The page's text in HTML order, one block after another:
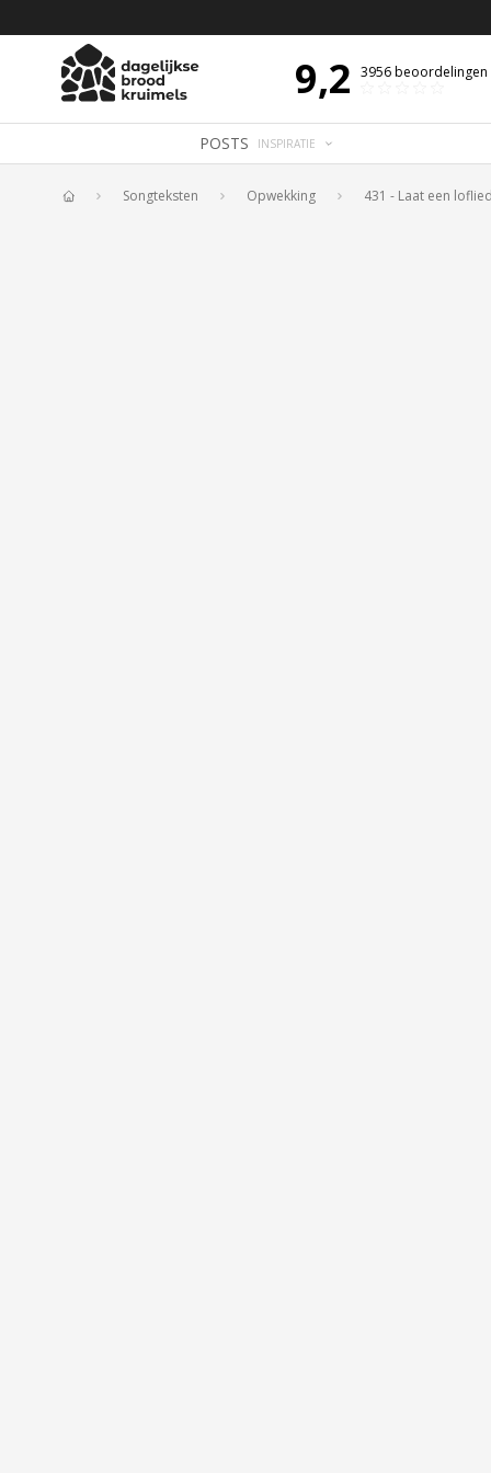
9,2 3956beoordelingen
POSTS INSPIRATIE
Songteksten Opwekking 431 - Laat een